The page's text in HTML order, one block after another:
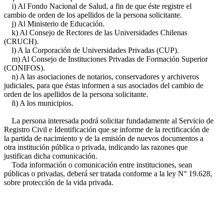
i) Al Fondo Nacional de Salud, a fin de que éste registre el
cambio de orden de los apellidos de la persona solicitante.
j) Al Ministerio de Educación.
k) Al Consejo de Rectores de las Universidades Chilenas
(CRUCH).
l) A la Corporación de Universidades Privadas (CUP).
m) Al Consejo de Instituciones Privadas de Formación Superior
(CONIFOS).
n) A las asociaciones de notarios, conservadores y archiveros
judiciales, para que éstas informen a sus asociados del cambio de
orden de los apellidos de la persona solicitante.
ñ) A los municipios.
La persona interesada podrá solicitar fundadamente al Servicio de
Registro Civil e Identificación que se informe de la rectificación de
la partida de nacimiento y de la emisión de nuevos documentos a
otra institución pública o privada, indicando las razones que
justifican dicha comunicación.
Toda información o comunicación entre instituciones, sean
públicas o privadas, deberá ser tratada conforme a la ley N° 19.628,
sobre protección de la vida privada.